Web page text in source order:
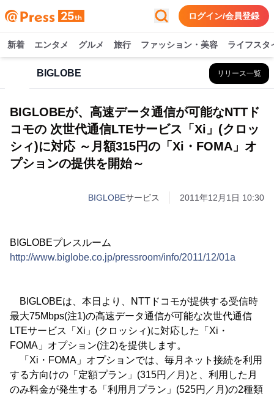
ログイン/会員登録
新着 エンタメ グルメ 旅行 ファッション・美容 ライフスタ
BIGLOBE リリース一覧
BIGLOBEが、高速データ通信が可能なNTTド
コモの 次世代通信LTEサービス「Xi」(クロッ
シィ)に対応 ～月額315円の「Xi・FOMA」オ
プションの提供を開始～
BIGLOBEサービス 2011年12月1日 10:30
BIGLOBEプレスルーム
http://www.biglobe.co.jp/pressroom/info/2011/12/01a
BIGLOBEは、本日より、NTTドコモが提供する受信時
最大75Mbps(注1)の高速データ通信が可能な次世代通信
LTEサービス「Xi」(クロッシィ)に対応した「Xi・
FOMA」オプション(注2)を提供します。
「Xi・FOMA」オプションでは、毎月ネット接続を利用
する方向けの「定額プラン」(315円／月)と、利用した月
のみ料金が発生する「利用月プラン」(525円／月)の2種類